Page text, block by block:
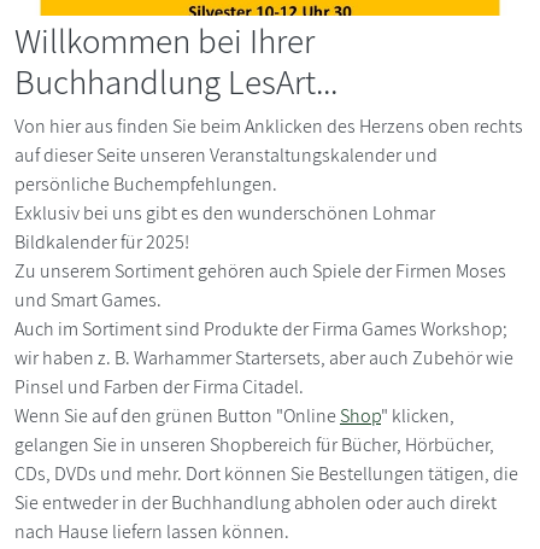
Willkommen bei Ihrer
Buchhandlung LesArt...
Von hier aus finden Sie beim Anklicken des Herzens oben rechts
auf dieser Seite unseren Veranstaltungskalender und
persönliche Buchempfehlungen.
Exklusiv bei uns gibt es den wunderschönen Lohmar
Bildkalender für 2025!
Zu unserem Sortiment gehören auch Spiele der Firmen Moses
und Smart Games.
Auch im Sortiment sind Produkte der Firma Games Workshop;
wir haben z. B. Warhammer Startersets, aber auch Zubehör wie
Pinsel und Farben der Firma Citadel.
Wenn Sie auf den grünen Button "OnlineShop" klicken,
gelangen Sie in unseren Shopbereich für Bücher, Hörbücher,
CDs, DVDs und mehr. Dort können Sie Bestellungen tätigen, die
Sie entweder in der Buchhandlung abholen oder auch direkt
nach Hause liefern lassen können.